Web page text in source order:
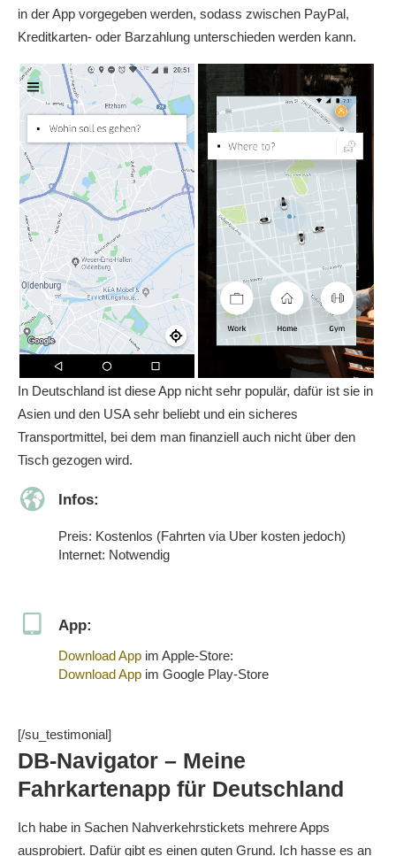
in der App vorgegeben werden, sodass zwischen PayPal,
Kreditkarten- oder Barzahlung unterschieden werden kann.
In Deutschland ist diese App nicht sehr populär, dafür ist sie in
Asien und den USA sehr beliebt und ein sicheres
Transportmittel, bei dem man finanziell auch nicht über den
Tisch gezogen wird.
Infos:
Preis: Kostenlos (Fahrten via Uber kosten jedoch)
Internet: Notwendig
App:
Download App im Apple-Store:
Download App im Google Play-Store
[/su_testimonial]
DB-Navigator – Meine
Fahrkartenapp für Deutschland
Ich habe in Sachen Nahverkehrstickets mehrere Apps
ausprobiert. Dafür gibt es einen guten Grund. Ich hasse es an